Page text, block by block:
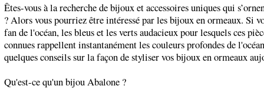
Êtes-vous à la recherche de bijoux et accessoires uniques qui
? Alors vous pourriez être intéressé par les bijoux en ormeaux. Si
fan de l'océan, les bleus et les verts audacieux pour lesquels ces
connues rappellent instantanément les couleurs profondes de
quelques conseils sur la façon de styliser vos bijoux en ormeaux
Qu'est-ce qu'un bijou Abalone ?